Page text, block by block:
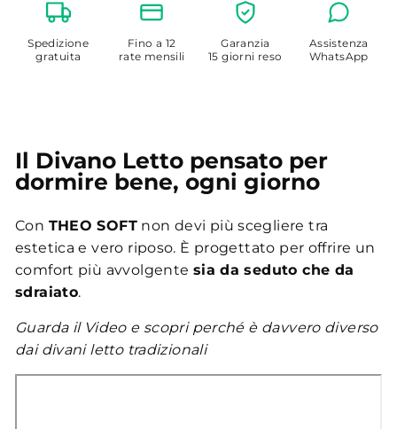
Spedizione
gratuita
Fino a 12
rate mensili
Garanzia
15 giorni reso
Assistenza
WhatsApp
Il Divano Letto pensato per
dormire bene, ogni giorno
Con THEO SOFTnon devi più scegliere tra
estetica e vero riposo. È progettato per offrire un
comfort più avvolgente sia da seduto che da
sdraiato.
Guarda il Video e scopri perché è davvero diverso
dai divani letto tradizionali